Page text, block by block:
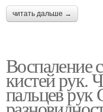
читать дальше →
Воспаление
кистей рук.
пальцев рук